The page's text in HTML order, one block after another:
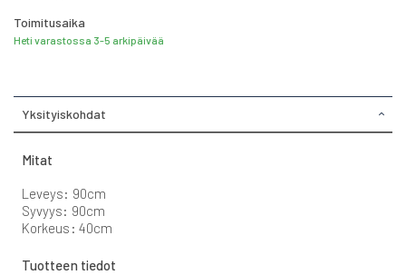
Toimitusaika
Heti varastossa 3-5 arkipäivää
Yksityiskohdat
Mitat
Leveys: 90cm
Syvyys: 90cm
Korkeus: 40cm
Tuotteen tiedot